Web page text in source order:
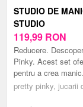
STUDIO DE
STUDIO
119,99 RON
Reducere.
Pinky. Acest set
pentru a crea
pretty pinky, jucarii